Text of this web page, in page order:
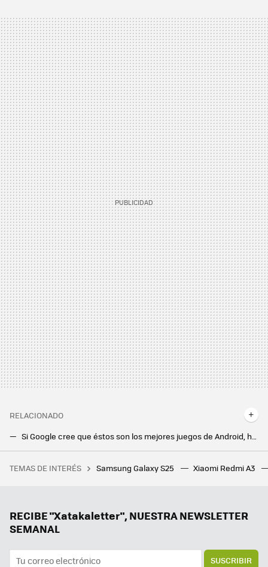
RELACIONADO
Si Google cree que éstos son los mejores juegos de Android, habrá que probarlos. Seis de las ocho joyas de octubre son gratis
El Age of Empires que esperaba llega a Android y ya se puede descargar. Lástima que no sea el Age of Empires Mobile que quería
Los bloqueos de LaLiga afectan hasta a quienes necesitan buscar una farmacia de guardia
TEMAS DE INTERÉS Samsung Galaxy S25 Xiaomi Redmi A3
RECIBE "Xatakaletter", NUESTRA NEWSLETTER
SEMANAL
SUSCRIBIR